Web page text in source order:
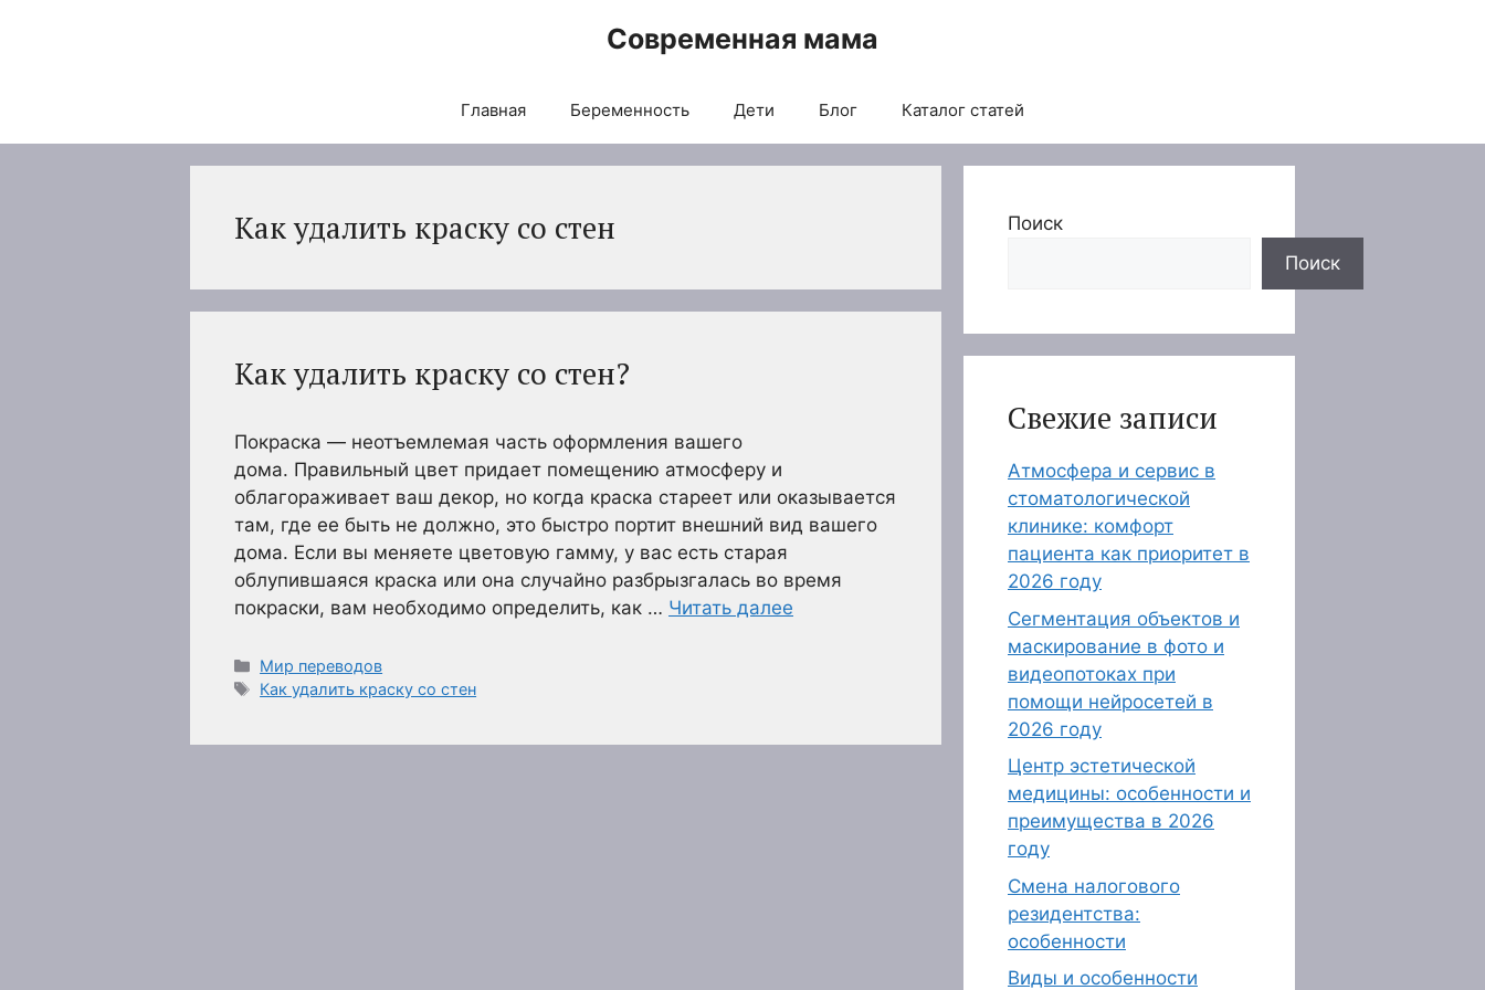
Современная мама
Главная Беременность Дети Блог Каталог статей
Как удалить краску со стен
Как удалить краску со стен?
Покраска — неотъемлемая часть оформления вашего
дома. Правильный цвет придает помещению атмосферу и
облагораживает ваш декор, но когда краска стареет или оказывается
там, где ее быть не должно, это быстро портит внешний вид вашего
дома. Если вы меняете цветовую гамму, у вас есть старая
облупившаяся краска или она случайно разбрызгалась во время
покраски, вам необходимо определить, как … Читать далее
Рубрики
Мир переводов
Метки
Как удалить краску со стен
Поиск
Поиск
Свежие записи
Атмосфера и сервис в
стоматологической
клинике: комфорт
пациента как приоритет в
2026 году
Сегментация объектов и
маскирование в фото и
видеопотоках при
помощи нейросетей в
2026 году
Центр эстетической
медицины: особенности и
преимущества в 2026
году
Смена налогового
резидентства:
особенности
Виды и особенности